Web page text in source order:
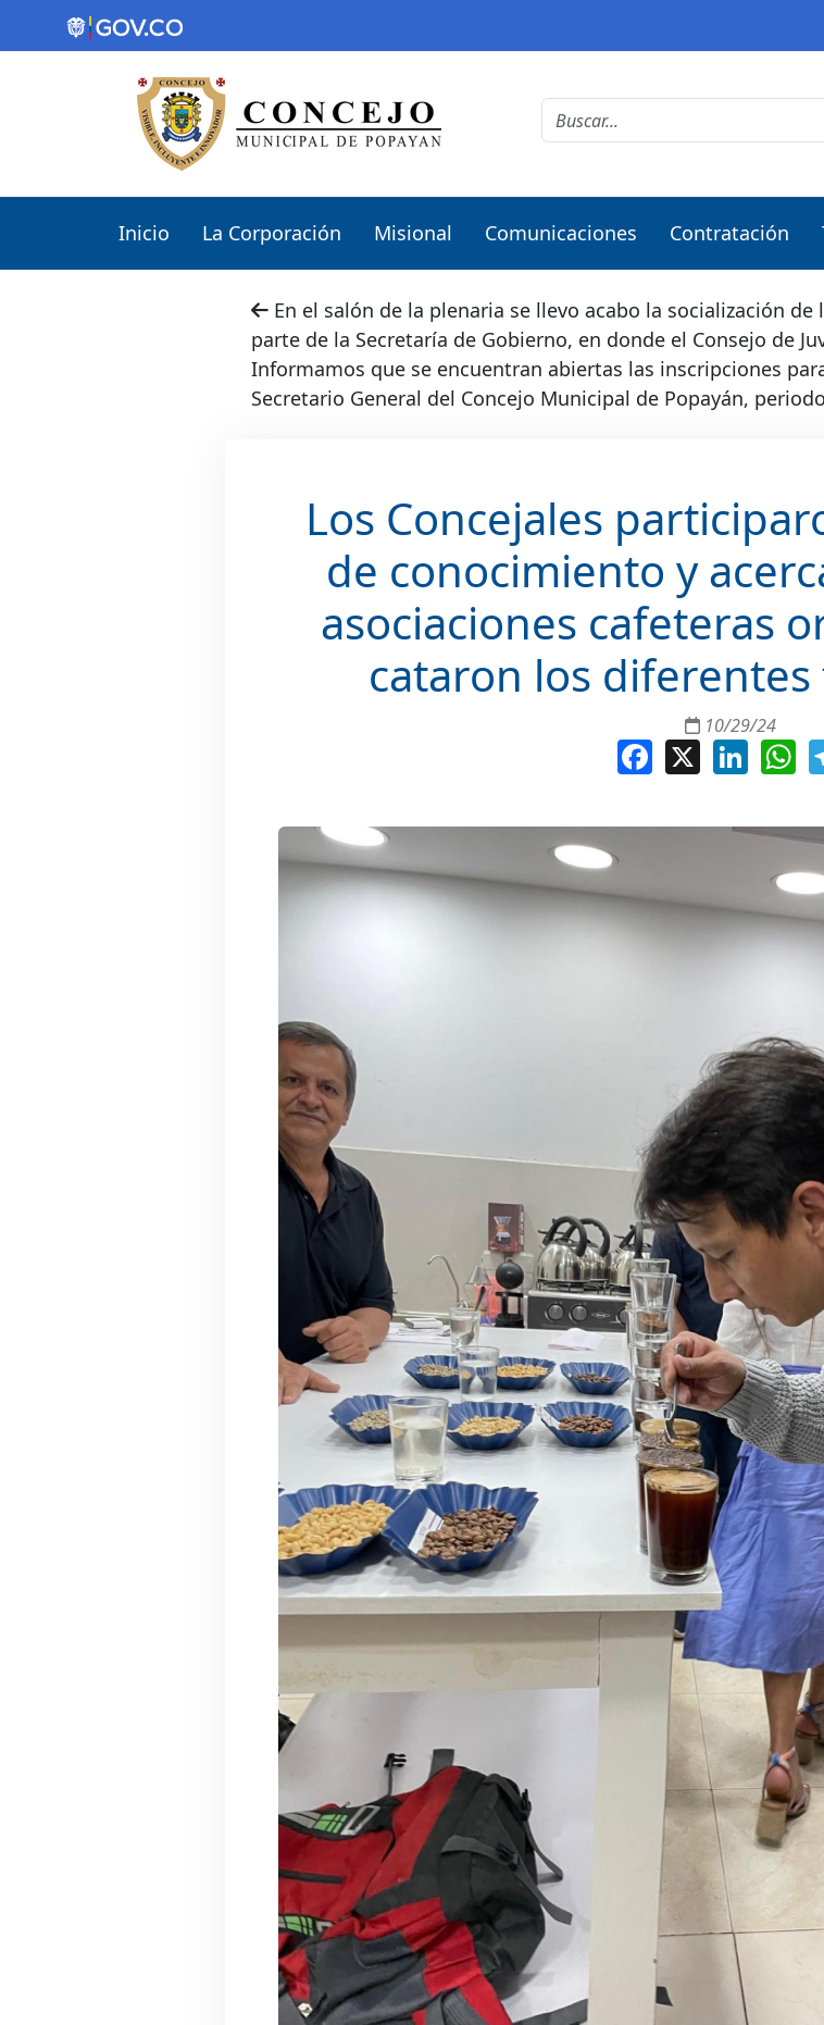
Inicio La Corporación Misional Comunicaciones Contratación
En el salón de la plenaria se llevo acabo la socialización
parte de la Secretaría de Gobierno, en donde el Consejo de
Informamos que se encuentran abiertas las inscripciones
Secretario General del Concejo Municipal de Popayán,
Los Concejales
de conocimiento y
asociaciones cafeteras
cataron los diferentes
10/29/24
Facebook